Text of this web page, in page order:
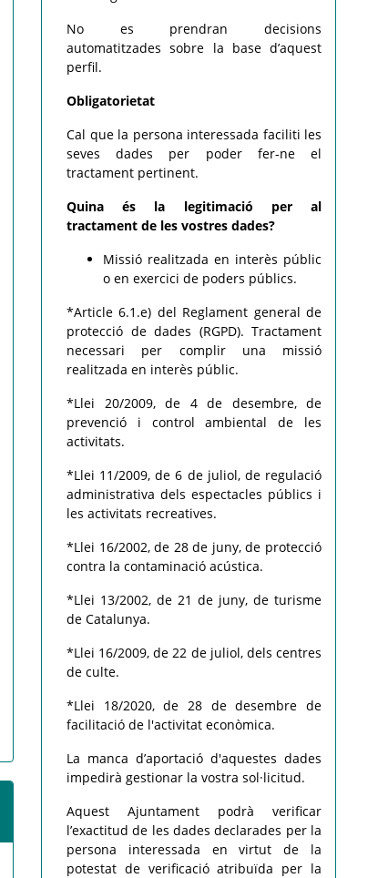
No es prendran decisions
automatitzades sobre la base d’aquest
perfil.
Obligatorietat
Cal que la persona interessada faciliti les
seves dades per poder fer-ne el
tractament pertinent.
Quina és la legitimació per al
tractament de les vostres dades?
Missió realitzada en interès públic
o en exercici de poders públics.
*Article 6.1.e) del Reglament general de
protecció de dades (RGPD). Tractament
necessari per complir una missió
realitzada en interès públic.
*Llei 20/2009, de 4 de desembre, de
prevenció i control ambiental de les
activitats.
*Llei 11/2009, de 6 de juliol, de regulació
administrativa dels espectacles públics i
les activitats recreatives.
*Llei 16/2002, de 28 de juny, de protecció
contra la contaminació acústica.
*Llei 13/2002, de 21 de juny, de turisme
de Catalunya.
*Llei 16/2009, de 22 de juliol, dels centres
de culte.
*Llei 18/2020, de 28 de desembre de
facilitació de l'activitat econòmica.
La manca d’aportació d'aquestes dades
impedirà gestionar la vostra sol·licitud.
Aquest Ajuntament podrà verificar
l’exactitud de les dades declarades per la
persona interessada en virtut de la
potestat de verificació atribuïda per la